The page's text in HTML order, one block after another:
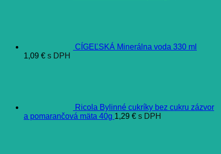
CÍGEĽSKÁ Minerálna voda 330 ml
1,09 € s DPH
Ricola Bylinné cukríky bez cukru zázvor
a pomarančová mäta 40g 1,29 € s DPH